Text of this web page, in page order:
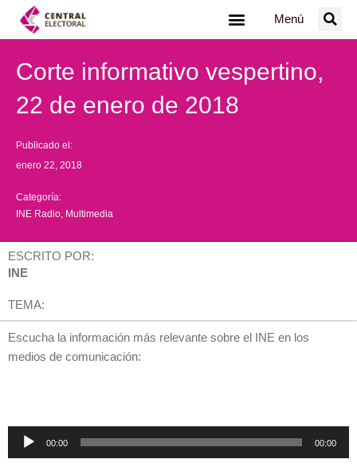
Menú
Corte informativo vespertino,
22 de enero de 2018
Publicado el:
enero 22, 2018
Categoría:
INE Radio Multimedia
ESCRITO POR:
INE
TEMA:
Escucha la información más relevante sobre el INE en los
medios de comunicación:
Reproductor
00:00 00:00